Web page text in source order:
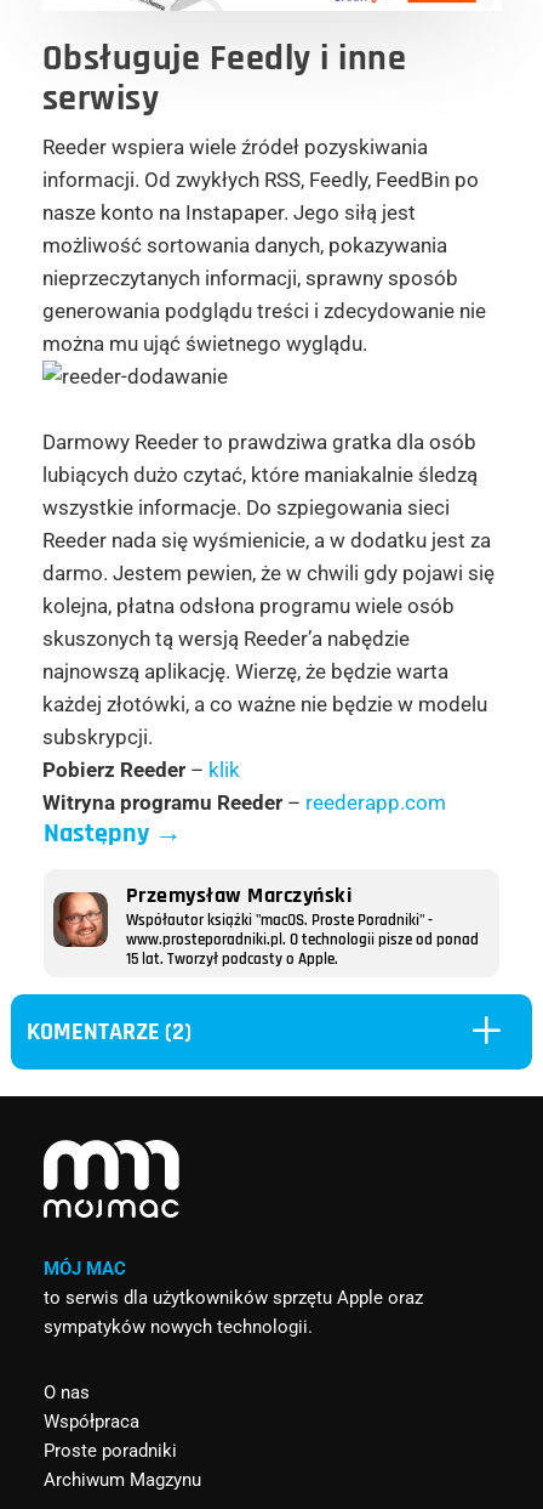
Obsługuje Feedly i inne
serwisy
Reeder wspiera wiele źródeł pozyskiwania
informacji. Od zwykłych RSS, Feedly, FeedBin po
nasze konto na Instapaper. Jego siłą jest
możliwość sortowania danych, pokazywania
nieprzeczytanych informacji, sprawny sposób
generowania podglądu treści i zdecydowanie nie
można mu ująć świetnego wyglądu.
Darmowy Reeder to prawdziwa gratka dla osób
lubiących dużo czytać, które maniakalnie śledzą
wszystkie informacje. Do szpiegowania sieci
Reeder nada się wyśmienicie, a w dodatku jest za
darmo. Jestem pewien, że w chwili gdy pojawi się
kolejna, płatna odsłona programu wiele osób
skuszonych tą wersją Reeder’a nabędzie
najnowszą aplikację. Wierzę, że będzie warta
każdej złotówki, a co ważne nie będzie w modelu
subskrypcji.
Pobierz Reeder– klik
Witryna programu Reeder– reederapp.com
Następny→
Przemysław Marczyński
Współautor książki "macOS. Proste Poradniki" -
www.prosteporadniki.pl. O technologii pisze od ponad
15 lat. Tworzył podcasty o Apple.
KOMENTARZE (2) L
MÓJ MAC
to serwis dla użytkowników sprzętu Apple oraz
sympatyków nowych technologii.
O nas
Współpraca
Proste poradniki
Archiwum Magzynu